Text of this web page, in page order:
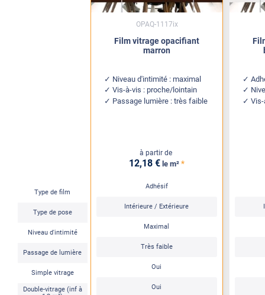
Type de film
Type de pose
Niveau d'intimité
Passage de lumière
Simple vitrage
Double-vitrage (inf à
Film vitrage opacifiant
marron
Niveau d'intimité : maximal
Vis-à-vis : proche/lointain
Passage lumière : très faible
à partir de
12,18 € le m² *
Adhésif
Intérieure / Extérieure
Maximal
Très faible
Oui
Oui
OPAQ-1117ix